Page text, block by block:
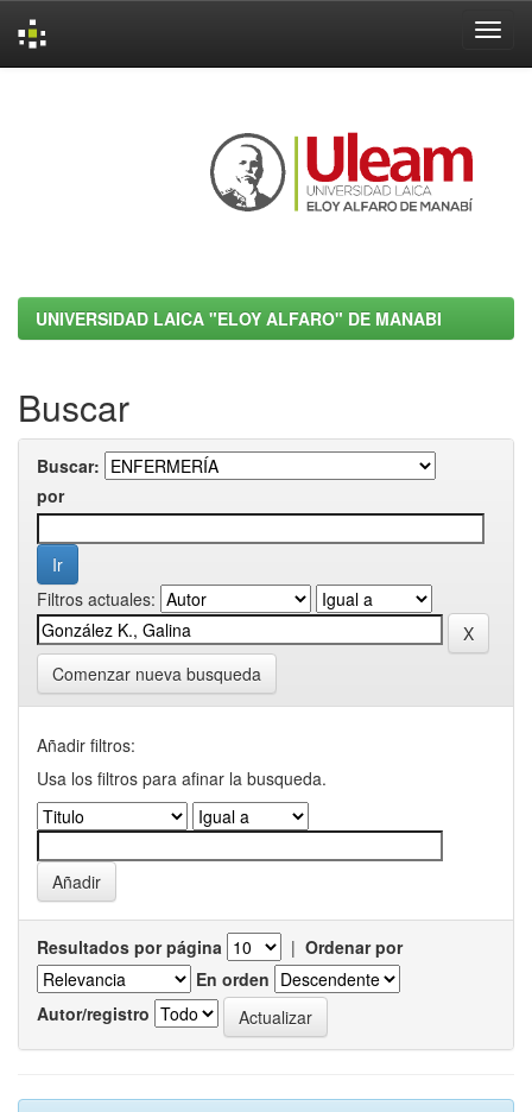
UNIVERSIDAD LAICA "ELOY ALFARO" DE MANABI
Buscar
Buscar:
por
Filtros actuales:
Comenzar nueva busqueda
Añadir filtros:
Usa los filtros para afinar la busqueda.
Resultados por página | Ordenar por
En orden
Autor/registro